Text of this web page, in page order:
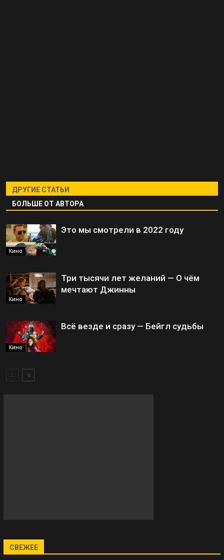
ДРУГИЕ СТАТЬИ
БОЛЬШЕ ОТ АВТОРА
Кино
Это мы смотрели в 2022 году
Кино
Три тысячи лет желаний — О чём
мечтают Джинны
Кино
Всё везде и сразу — Бейгл судьбы
СВЕЖЕЕ